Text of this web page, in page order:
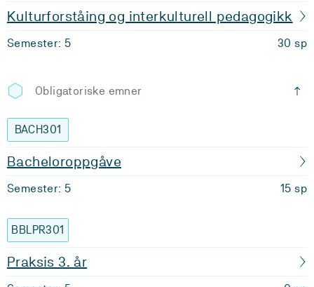
Kulturforståing og interkulturell pedagogikk
Semester: 5 30 sp
Obligatoriske emner
BACH301
Bacheloroppgåve
Semester: 5 15 sp
BBLPR301
Praksis 3. år